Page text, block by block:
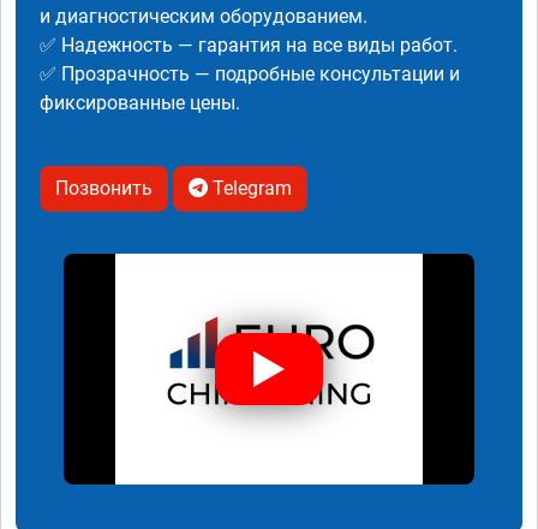
и диагностическим оборудованием.
✅ Надежность — гарантия на все виды работ.
✅ Прозрачность — подробные консультации и
фиксированные цены.
Позвонить Telegram